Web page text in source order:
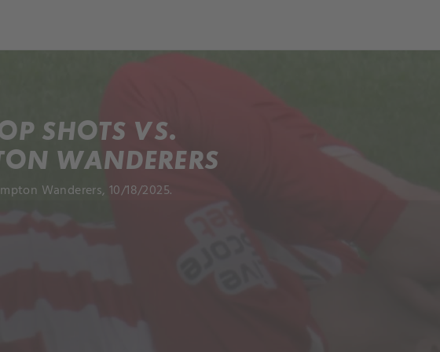
SHOTS VS.
WANDERERS
Wanderers, 10/18/2025.